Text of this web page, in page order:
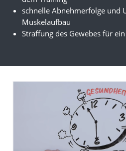
schnelle Abnehmerfolge und
Muskelaufbau
Straffung des Gewebes für